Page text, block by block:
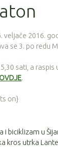
veljače 2016.
se 3. po redu
sati, a
OVDJE.
on}
i biciklizam u
kros utrka